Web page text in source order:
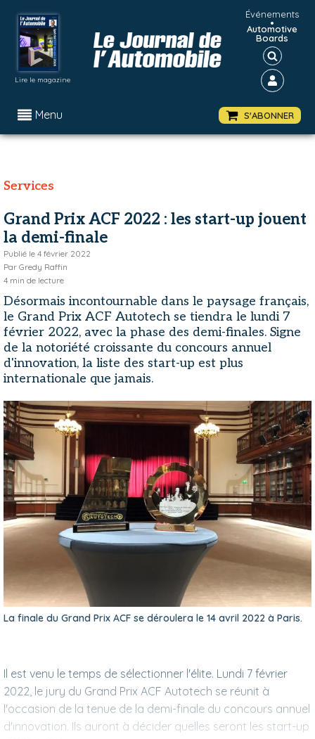
Lire le magazine
Événements
•
Automotive
Boards
Menu S'ABONNER
Services
Grand Prix ACF 2022 : les start-up jouent
la demi-finale
Publié le 4 février 2022
Par Gredy Raffin
4 min de lecture
Désormais incontournable dans le paysage français,
le Grand Prix ACF Autotech se tiendra le lundi 7
février 2022, avec la phase des demi-finales. Signe
de la notoriété croissante du concours annuel
d'innovation, la liste des start-up est plus
internationale que jamais.
La finale du Grand Prix ACF se déroulera le 14 avril 2022 à Paris.
Il est venu le temps de sélectionner l'élite. Lundi 7 février
2022, le jury du Grand Prix ACF Autotech se réunit à
l'occasion de la tenue de la demi-finale du concours annuel
d'innovation. Ils auront à décider quelles seront les start-up